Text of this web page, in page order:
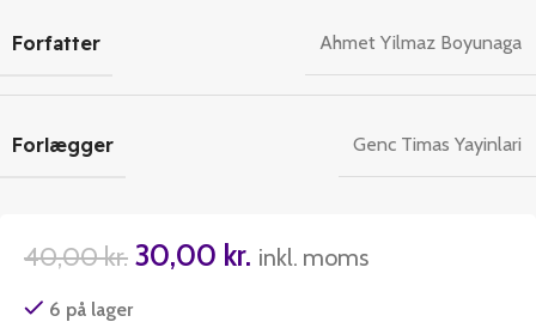
Forfatter Ahmet Yilmaz Boyunaga
Forlægger Genc Timas Yayinlari
40,00kr. 30,00 kr. inkl. moms
6 på lager